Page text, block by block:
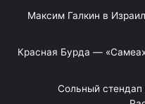
Максим Галкин в
Красная Бурда —
"Сольный